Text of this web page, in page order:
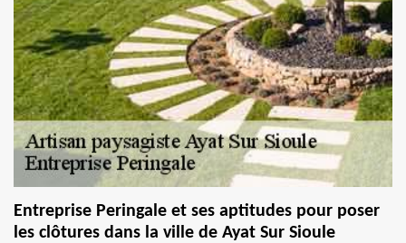
Entreprise Peringale et ses aptitudes pour poser
les clôtures dans la ville de Ayat Sur Sioule